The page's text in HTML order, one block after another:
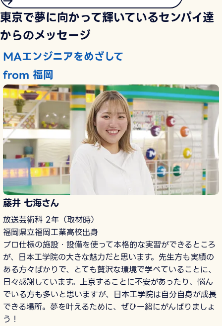
東京で夢に向かって輝いているセンパイ達
からのメッセージ
MAエンジニアをめざして
from 福岡
藤井 七海さん
放送芸術科 2年（取材時）
福岡県立福岡工業高校出身
プロ仕様の施設・設備を使って本格的な実習ができるところ
が、日本工学院の大きな魅力だと思います。先生方も実績の
ある方々ばかりで、とても贅沢な環境で学べていることに、
日々感謝しています。上京することに不安があったり、悩ん
でいる方も多いと思いますが、日本工学院は自分自身が成長
できる場所。夢を叶えるために、ぜひ一緒にがんばりましょ
う！